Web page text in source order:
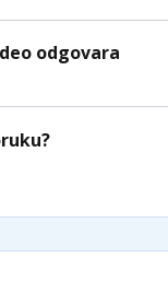
odgovara